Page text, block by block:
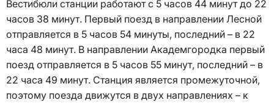
Вестибюли станции работают с 5 часов 44 минут до 22
часов 38 минут. Первый поезд в направлении Лесной
отправляется в 5 часов 54 минуты, последний – в 22
часа 48 минут. В направлении Академгородка первый
поезд отправляется в 5 часов 55 минут, последний – в
22 часа 49 минут. Станция является промежуточной,
поэтому поезда движутся в двух направлениях – к